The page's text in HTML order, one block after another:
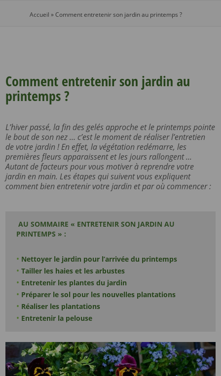
Accueil »Comment entretenir son jardin au printemps ?
Comment entretenir son jardin au
printemps ?
L’hiver passé, la fin des gelés approche et le printemps pointe
le bout de son nez … c’est le moment de réaliser l’entretien
de votre jardin ! En effet, la végétation redémarre, les
premières fleurs apparaissent et les jours rallongent ...
Autant de facteurs pour vous motiver à reprendre votre
jardin en main. Les étapes qui suivent vous expliquent
comment bien entretenir votre jardin et par où commencer :
AU SOMMAIRE « ENTRETENIR SON JARDIN AU
PRINTEMPS » :
Nettoyer le jardin pour l’arrivée du printemps
Tailler les haies et les arbustes
Entretenir les plantes du jardin
Préparer le sol pour les nouvelles plantations
Réaliser les plantations
Entretenir la pelouse